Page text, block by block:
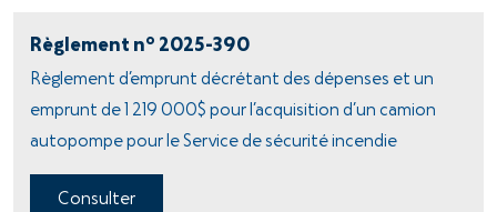
Règlement no 2025-390
Règlement d’emprunt décrétant des dépenses et un
emprunt de 1 219 000$ pour l’acquisition d’un camion
autopompe pour le Service de sécurité incendie
Consulter